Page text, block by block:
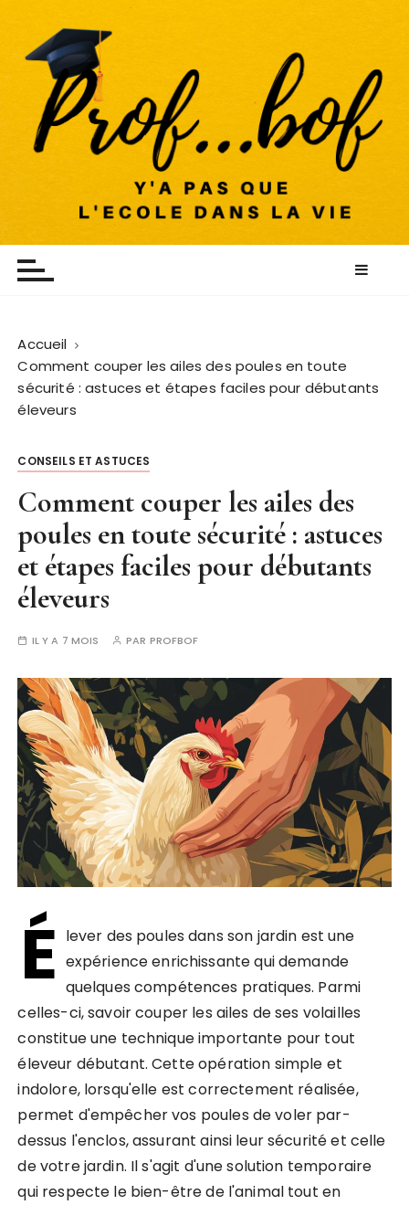
Profbof
Accueil
Comment couper les ailes des poules en toute
sécurité : astuces et étapes faciles pour débutants
éleveurs
CONSEILS ET ASTUCES
Comment couper les ailes des
poules en toute sécurité : astuces
et étapes faciles pour débutants
éleveurs
IL Y A 7 MOIS PAR PROFBOF
É lever des poules dans son jardin est une
expérience enrichissante qui demande
quelques compétences pratiques. Parmi
celles-ci, savoir couper les ailes de ses volailles
constitue une technique importante pour tout
éleveur débutant. Cette opération simple et
indolore, lorsqu'elle est correctement réalisée,
permet d'empêcher vos poules de voler par-
dessus l'enclos, assurant ainsi leur sécurité et celle
de votre jardin. Il s'agit d'une solution temporaire
qui respecte le bien-être de l'animal tout en